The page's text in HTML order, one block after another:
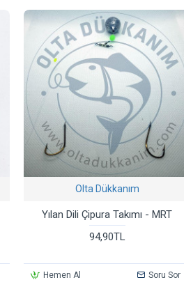
Olta Dükkanım
Yılan Dili Çipura Takımı - MRT
94,90TL
Hemen Al Soru Sor